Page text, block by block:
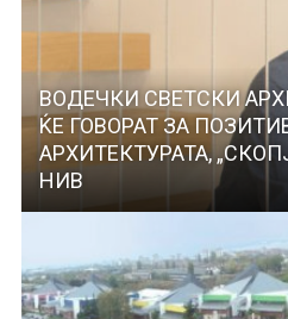
ВОДЕЧКИ СВЕТСКИ
ЌЕ ГОВОРАТ ЗА
АРХИТЕКТУРАТА,
НИВ